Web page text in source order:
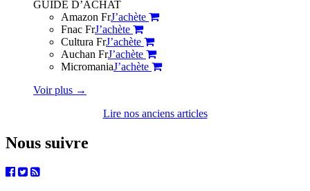
GUIDE D’ACHAT
Amazon FrJ’achète
Fnac FrJ’achète
Cultura FrJ’achète
Auchan FrJ’achète
MicromaniaJ’achète
Voir plus →
Lire nos anciens articles
Nous suivre